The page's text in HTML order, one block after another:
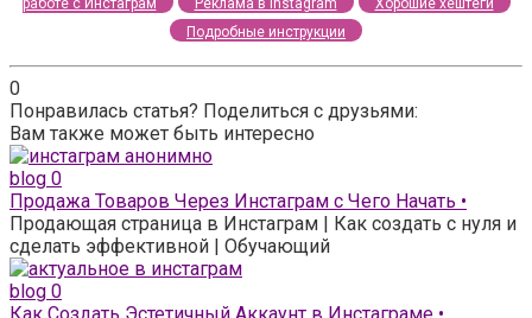
работе с Инстаграм Реклама в instagram
Хорошие хештеги
Подробные инструкции
0
Понравилась статья? Поделиться с друзьями:
Вам также может быть интересно
blog 0
Продажа Товаров Через Инстаграм с Чего Начать •
Продающая страница в Инстаграм | Как создать с нуля и
сделать эффективной | Обучающий
blog 0